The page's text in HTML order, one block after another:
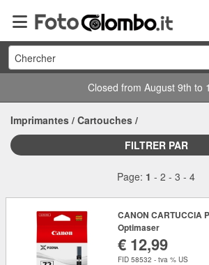
Chercher
Closed from August 9th to
Imprimantes / Cartouches /
FILTRER PAR
Page: 1 - 2 - 3 - 4
CANON CARTUCCIA
Optimaser
€ 12,99
FID 58532 - tva % US